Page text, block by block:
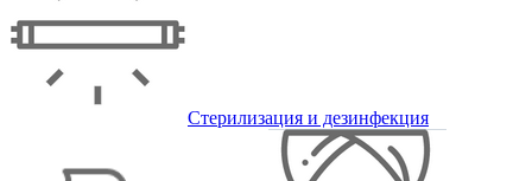
Стерилизация и дезинфекция